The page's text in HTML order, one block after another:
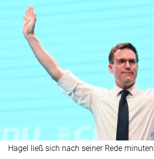
Hagel ließ sich nach seiner Rede